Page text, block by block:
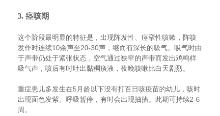
3. 痉咳期
这个阶段最明显的特征是，出现阵发性、痉挛性咳嗽，阵咳
发作时连续10余声至20-30声，继而有深长的吸气。吸气时由
于声带仍处于紧张状态，空气通过狭窄的声带而发出鸡鸣样
吸气声，咳后有时吐出黏稠痰液，夜晚咳嗽比白天剧烈。
重症患儿多发生在5月龄以下没有打百日咳疫苗的幼儿，咳时
出现面色发紫、呼吸暂停，有时会出现抽搐。此期可持续2-6
周。